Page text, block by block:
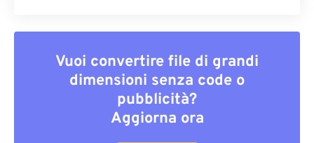
Vuoi convertire file di grandi
dimensioni senza code o
pubblicità?
Aggiorna ora